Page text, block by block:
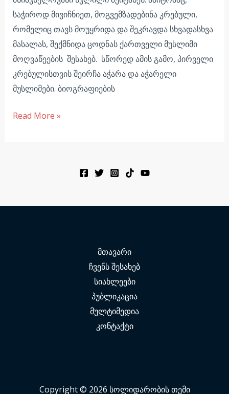
საჭიროდ მივიჩნიეთ, მოგვემზადებინა კრებული,
რომელიც თავს მოუყრიდა და შეკრავდა სხვადასხვა
მასალას, შექმნიდა ცოდნას ქართველი მუსლიმი
მოღვაწეების შესახებ. სწორედ ამის გამო, პირველი
კრებულისთვის შეირჩა აჭარა და აჭარელი
მუსლიმები. ბიოგრაფიების
Read More »
მთავარი
ჩვენს შესახებ
სიახლეები
პუბლიკაცია
მულტიმედია
კონტაქტი
Copyright © 2026 სოლიდარობის თემი